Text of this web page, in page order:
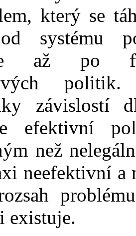
který se
systému
až po
závislostí
efektivní
než
neefektivní a
existuje.